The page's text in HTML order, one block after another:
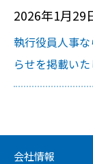
2026年1月29
執行役員人事
らせを掲載いた
会社情報